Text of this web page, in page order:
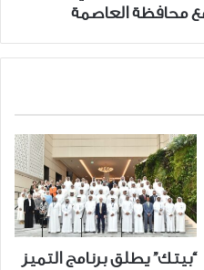
محافظة العاصمة
“بيتك” يطلق برنامج التميز